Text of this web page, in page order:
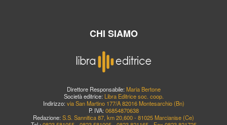
CHI SIAMO
Direttore Responsabile: Maria Bertone
Società editrice: Libra Editrice soc. coop.
Indirizzo: via San Martino 177/A 82016 Montesarchio (Bn)
P. IVA: 06854870638
Redazione: S.S. Sannitica 87, km 20,600 - 81025 Marcianise (Ce)